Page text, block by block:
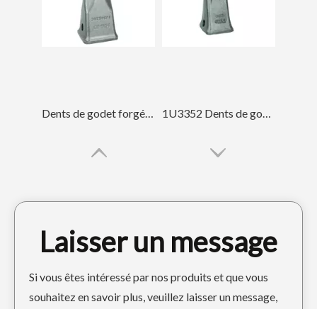
Dents de godet forgées 1U3452RC 1U3352 Dents de godet forgées
Laisser un message
Si vous êtes intéressé par nos produits et que vous
souhaitez en savoir plus, veuillez laisser un message,